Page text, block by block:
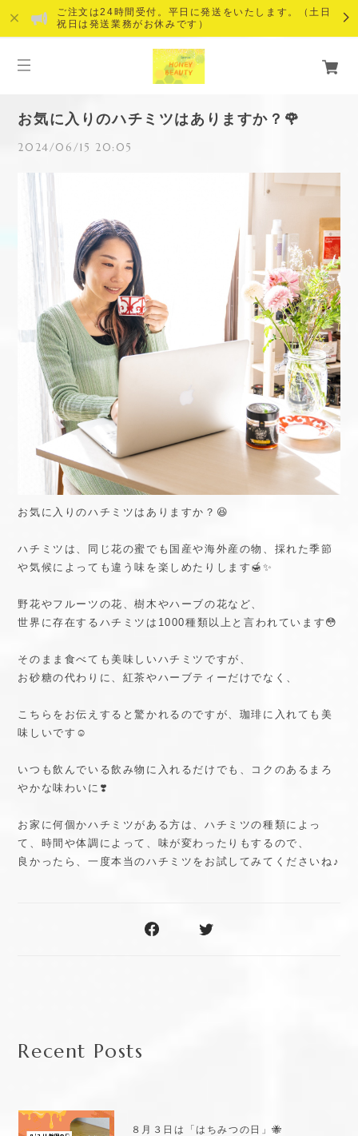
ご注文は24時間受付。平日に発送をいたします。（土日
祝日は発送業務がお休みです）
お気に入りのハチミツはありますか？🌹
2024/06/15 20:05
お気に入りのハチミツはありますか？😆
ハチミツは、同じ花の蜜でも国産や海外産の物、採れた季節
や気候によっても違う味を楽しめたりします🍯✨
野花やフルーツの花、樹木やハーブの花など、
世界に存在するハチミツは1000種類以上と言われています😳
そのまま食べても美味しいハチミツですが、
お砂糖の代わりに、紅茶やハーブティーだけでなく、
こちらをお伝えすると驚かれるのですが、珈琲に入れても美
味しいです☺️
いつも飲んでいる飲み物に入れるだけでも、コクのあるまろ
やかな味わいに❣️
お家に何個かハチミツがある方は、ハチミツの種類によっ
て、時間や体調によって、味が変わったりもするので、
良かったら、一度本当のハチミツをお試してみてくださいね♪
Recent Posts
８月３日は「はちみつの日」🐝